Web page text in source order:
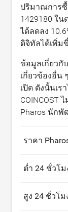
ปริมาณการซื้
1429180 ใน
ได้ลดลง 10.6
ดิจิทัลได้เพิ่ม
ข้อมูลเกี่ยวกั
เกี่ยวข้องอื่น
เปิด ดังนั้นเ
COINCOST
Pharos นัก
ราคา
ต่ำ 24 ชั่วโม
สูง 24 ชั่วโม